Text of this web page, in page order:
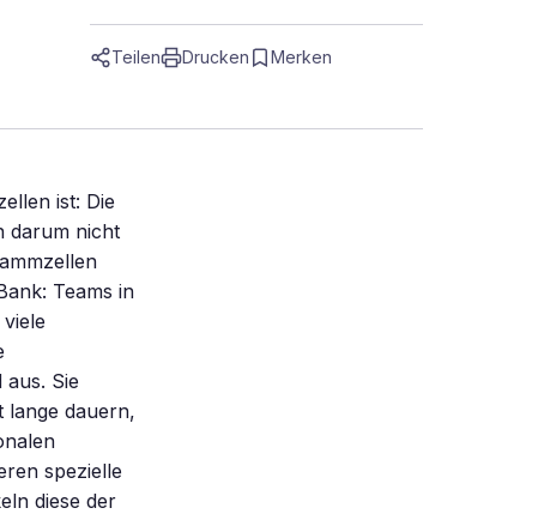
Teilen Drucken Merken
ist: Die
darum nicht
Teams in
Sie
lange dauern,
spezielle
diese der